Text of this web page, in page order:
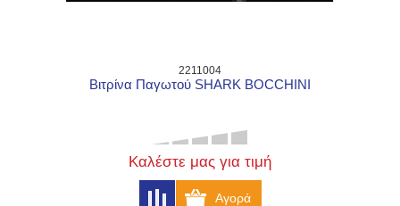
2211004
Βιτρίνα Παγωτού SHARK BOCCHINI
Καλέστε μας για τιμή